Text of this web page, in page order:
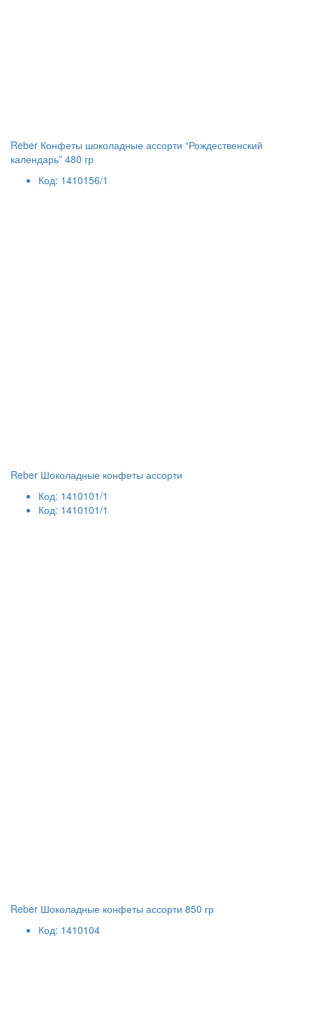
Reber Конфеты шоколадные ассорти “Рождественский
календарь” 480 гр
Код: 1410156/1
Reber Шоколадные конфеты ассорти
Код: 1410101/1
Код: 1410101/1
Reber Шоколадные конфеты ассорти 850 гр
Код: 1410104